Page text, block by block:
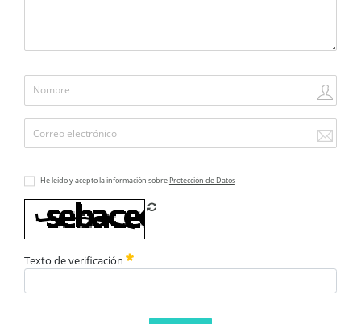
He leído y acepto la información sobre Protección de Datos
Texto de verificación